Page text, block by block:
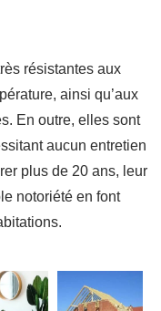
résistantes aux
ainsi qu’aux
En outre, elles sont
aucun entretien
plus de 20 ans, leur
notoriété en font